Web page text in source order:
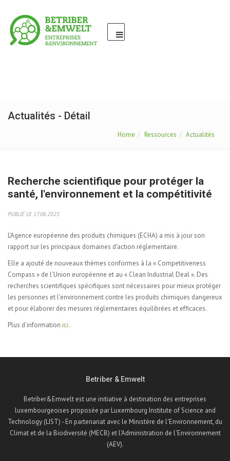
Actualités - Détail
Home Ressources Actualités
Recherche scientifique pour protéger la
santé, l'environnement et la compétitivité
PUBLIÉ LE 17.06.2025
L'Agence européenne des produits chimiques (ECHA) a mis à jour son
rapport sur les principaux domaines d'action réglementaire.
Elle a ajouté de nouveaux thèmes conformes à la « Competitiveness
Compass » de l'Union européenne et au « Clean Industrial Deal ». Des
recherches scientifiques spécifiques sont nécessaires pour mieux protéger
les personnes et l'environnement contre les produits chimiques dangereux
et pour élaborer des mesures réglementaires équilibrées et efficaces.
Plus d’information ici.
Betriber & Emwelt
Betriber&Emwelt est une initiative à destination des entreprises
luxembourgeoises proposée par Luxembourg Institute of Science and
Technology (LIST) - En partenariat avec le Ministère de l'Environnement, du
Climat et de la Biodiversité (MECB) et l'Administration de l'Environnement
(AEV).